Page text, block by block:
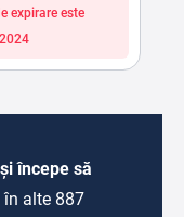
expirare este
începe să
în alte 887